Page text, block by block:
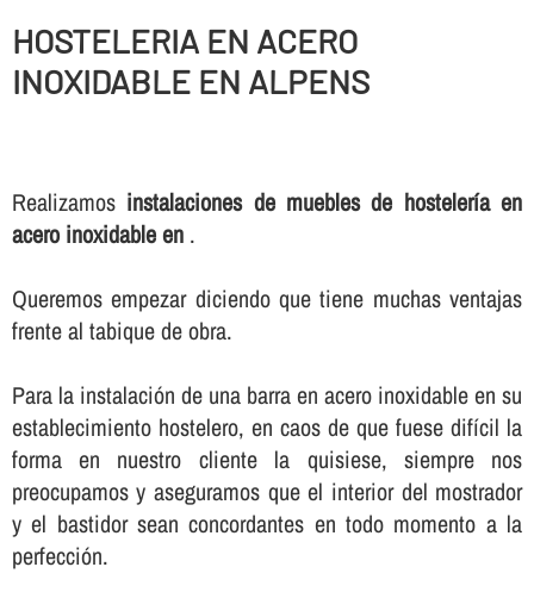
HOSTELERIA EN ACERO
INOXIDABLE EN ALPENS
Realizamos instalaciones de muebles de hostelerí­a en
acero inoxidable en .
Queremos empezar diciendo que tiene muchas ventajas
frente al tabique de obra.
Para la instalación de una barra en acero inoxidable en su
establecimiento hostelero, en caos de que fuese difí­cil la
forma en nuestro cliente la quisiese, siempre nos
preocupamos y aseguramos que el interior del mostrador
y el bastidor sean concordantes en todo momento a la
perfección.